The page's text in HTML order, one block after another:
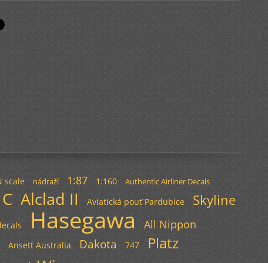
scale nádraží 1:87 1:160 Authentic Airliner Decals
Alclad II Aviatická pouť Pardubice
Skyline
Hasegawa All Nippon
Ansett Australia Dakota 747 Platz